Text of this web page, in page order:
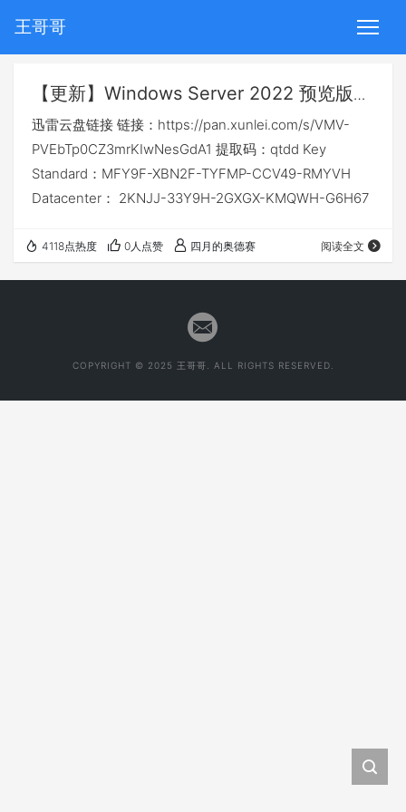
王哥哥
【更新】Windows Server 2022 预览版
20303
迅雷云盘链接 链接：https://pan.xunlei.com/s/VMV-
PVEbTp0CZ3mrKIwNesGdA1 提取码：qtdd Key
Standard：MFY9F-XBN2F-TYFMP-CCV49-RMYVH
Datacenter： 2KNJJ-33Y9H-2GXGX-KMQWH-G6H67
4118点热度 0人点赞 四月的奥德赛 阅读全文
COPYRIGHT © 2025 王哥哥. ALL RIGHTS RESERVED.